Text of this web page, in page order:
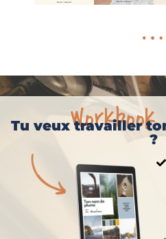
Tu veux travailler
?